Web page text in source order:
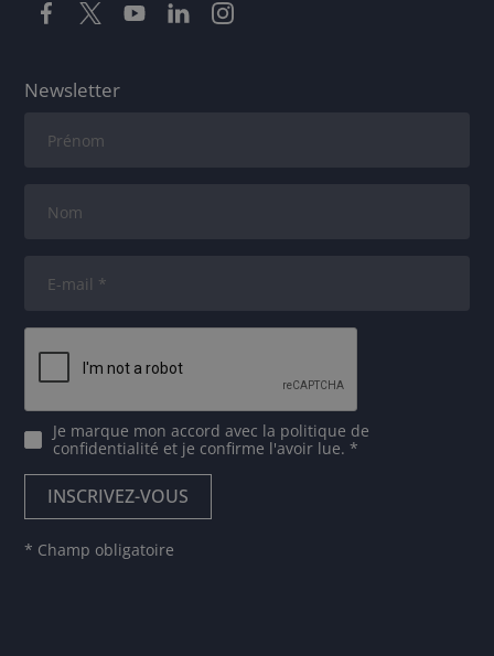
Newsletter
Je marque mon accord avec la politique de
confidentialité et je confirme l'avoir lue. *
* Champ obligatoire